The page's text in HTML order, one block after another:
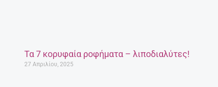
Τα 7 κορυφαία ροφήματα – λιποδιαλύτες!
27 Απριλίου, 2025